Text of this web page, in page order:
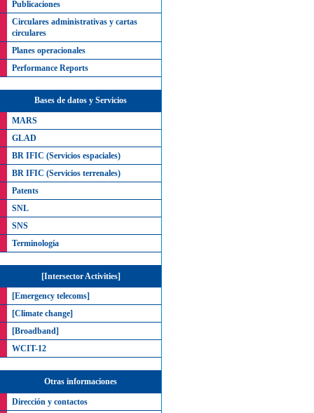
Publicaciones
Circulares administrativas y cartas
circulares
Planes operacionales
Performance Reports
Bases de datos y Servicios
MARS
GLAD
BR IFIC (Servicios espaciales)
BR IFIC (Servicios terrenales)
Patents
SNL
SNS
Terminología
[Intersector Activities]
[Emergency telecoms]
[Climate change]
[Broadband]
WCIT-12
Otras informaciones
Dirección y contactos